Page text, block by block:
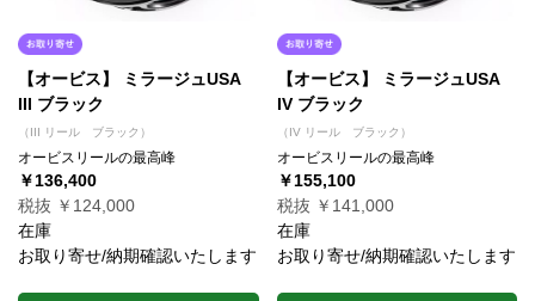
【オービス】 ミラージュUSA
III ブラック
（III リール ブラック）
オービスリールの最高峰
￥136,400
税抜 ￥124,000
在庫
お取り寄せ/納期確認いたします
【オービス】 ミラージュUSA
IV ブラック
（IV リール ブラック）
オービスリールの最高峰
￥155,100
税抜 ￥141,000
在庫
お取り寄せ/納期確認いたします